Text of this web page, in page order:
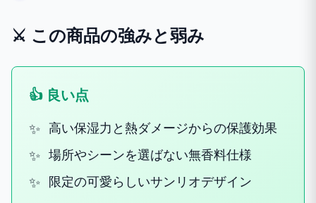
⚔️ この商品の強みと弱み
👍 良い点
高い保湿力と熱ダメージからの保護効果
場所やシーンを選ばない無香料仕様
限定の可愛らしいサンリオデザイン